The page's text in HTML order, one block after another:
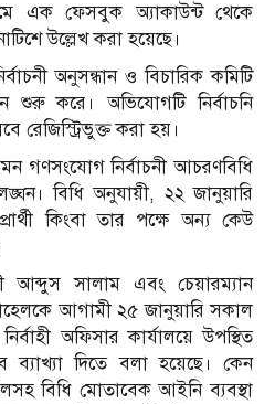
এক ফেসবুক অ্যাকাউন্ট থেকে
উল্লেখ করা হয়েছে।
অনুসন্ধান ও বিচারিক কমিটি
শুরু করে। অভিযোগটি নির্বাচনি
রেজিস্ট্রিভুক্ত করা হয়।
গণসংযোগ নির্বাচনী আচরণবিধি
বিধি অনুযায়ী, ২২ জানুয়ারি
কিংবা তার পক্ষে অন্য কেউ
আব্দুস সালাম এবং চেয়ারম্যান
আগামী ২৫ জানুয়ারি সকাল
অফিসার কার্যালয়ে উপস্থিত
দিতে বলা হয়েছে। কেন
বিধি মোতাবেক আইনি ব্যবস্থা